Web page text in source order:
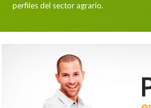
perfiles del sector agrario.